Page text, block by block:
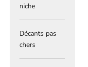
niche
Décants pas
chers